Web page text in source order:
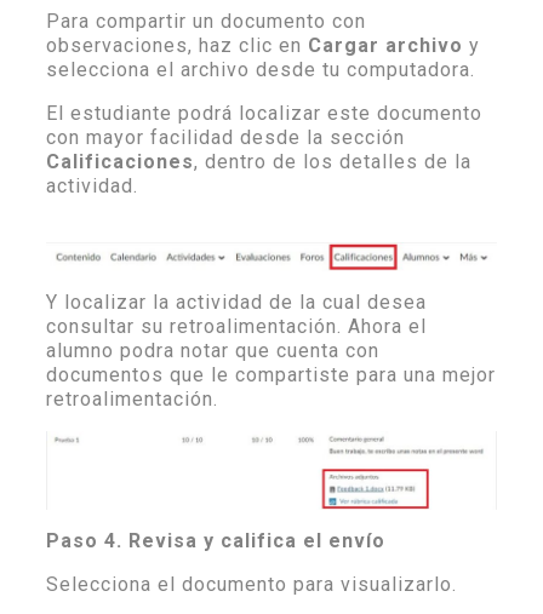
Para compartir un documento con
observaciones, haz clic en Cargar archivo y
selecciona el archivo desde tu computadora.
El estudiante podrá localizar este documento
con mayor facilidad desde la sección
Calificaciones, dentro de los detalles de la
actividad.
Y localizar la actividad de la cual desea
consultar su retroalimentación. Ahora el
alumno podra notar que cuenta con
documentos que le compartiste para una mejor
retroalimentación.
Paso 4. Revisa y califica el envío
Selecciona el documento para visualizarlo.